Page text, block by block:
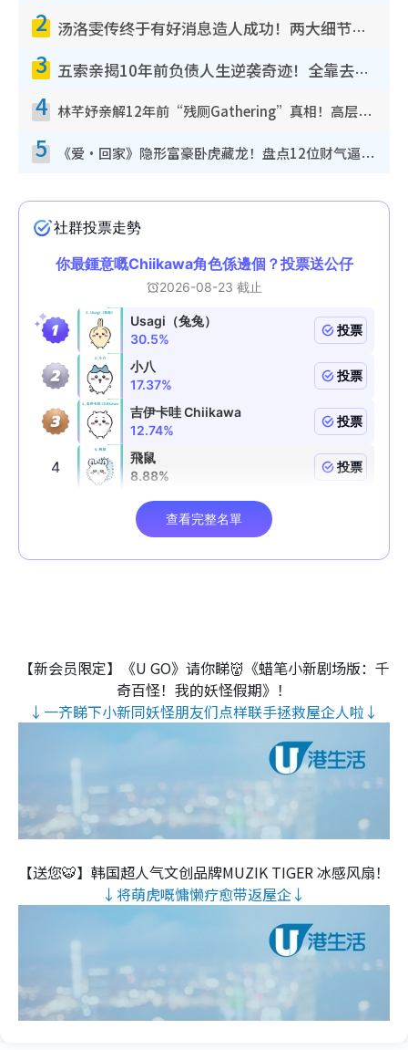
2 汤洛雯传终于有好消息造人成功！两大细节曝孕味极浓引猜测：大肚婆先会咁！
3 五索亲揭10年前负债人生逆袭奇迹！全靠去一地方转运后即遇上马先生
4 林芊妤亲解12年前“残厕Gathering”真相！高层解约一句话重创尊严，至今拒返TVB
5 《爱·回家》隐形富豪卧虎藏龙！盘点12位财气逼人的有钱艺人：这位美女3亿身家不愁做
【新会员限定】《U GO》请你睇👹《蜡笔小新剧场版：千
奇百怪！我的妖怪假期》！
↓一齐睇下小新同妖怪朋友们点样联手拯救屋企人啦↓
【送您🐯】韩国超人气文创品牌MUZIK TIGER 冰感风扇！
↓将萌虎嘅慵懒疗愈带返屋企↓